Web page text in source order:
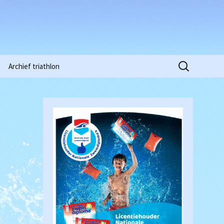
Clubkampioenschappen
Waterpolowedstrijd
Heren (18-03-2017)
Clubkampioenschappen
2018
Archief triathlon
Zoeken
naar: